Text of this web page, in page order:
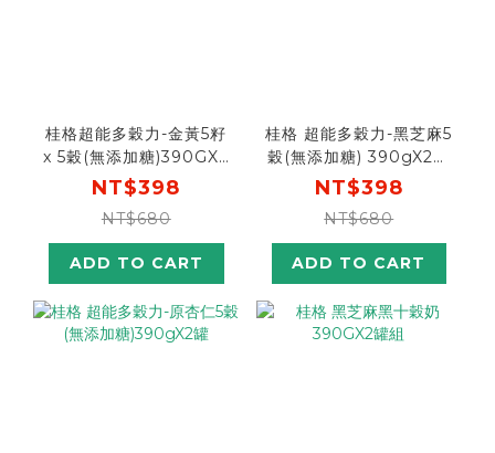
桂格超能多穀力-金黃5籽
x 5穀(無添加糖)390GX2
罐組
NT$398
NT$680
ADD TO CART
桂格 超能多穀力-黑芝麻5
穀(無添加糖) 390gX2罐
組
NT$398
NT$680
ADD TO CART